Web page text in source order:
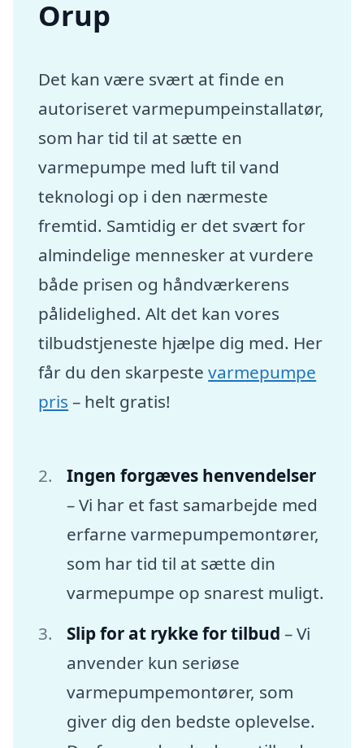
Orup
Det kan være svært at finde en
autoriseret varmepumpeinstallatør,
som har tid til at sætte en
varmepumpe med luft til vand
teknologi op i den nærmeste
fremtid. Samtidig er det svært for
almindelige mennesker at vurdere
både prisen og håndværkerens
pålidelighed. Alt det kan vores
tilbudstjeneste hjælpe dig med. Her
får du den skarpestevarmepumpe
pris – helt gratis!
Ingen forgæves henvendelser
– Vi har et fast samarbejde med
erfarne varmepumpemontører,
som har tid til at sætte din
varmepumpe op snarest muligt.
Slip for at rykke for tilbud – Vi
anvender kun seriøse
varmepumpemontører, som
giver dig den bedste oplevelse.